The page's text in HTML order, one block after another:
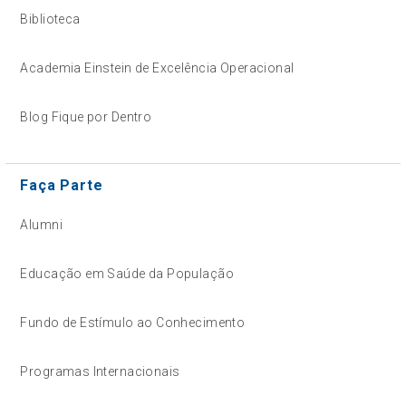
Biblioteca
Academia Einstein de Excelência Operacional
Blog Fique por Dentro
Faça Parte
Alumni
Educação em Saúde da População
Fundo de Estímulo ao Conhecimento
Programas Internacionais